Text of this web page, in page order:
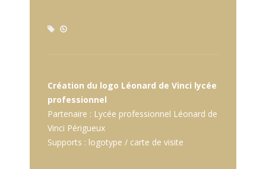
Création du logo Léonard de Vinci lycée
professionnel
Partenaire : Lycée professionnel Léonard de
Vinci Périgueux
Supports : logotype / carte de visite